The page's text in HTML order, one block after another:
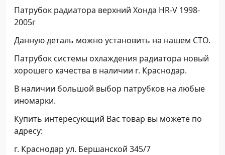
Патрубок радиатора верхний Хонда HR-V 1998-
2005г
Данную деталь можно установить на нашем СТО.
Патрубок системы охлаждения радиатора новый
хорошего качества в наличии г. Краснодар.
В наличии большой выбор патрубков на любые
иномарки.
Купить интересующий Вас товар вы можете по
адресу:
г. Краснодар ул. Бершанской 345/7